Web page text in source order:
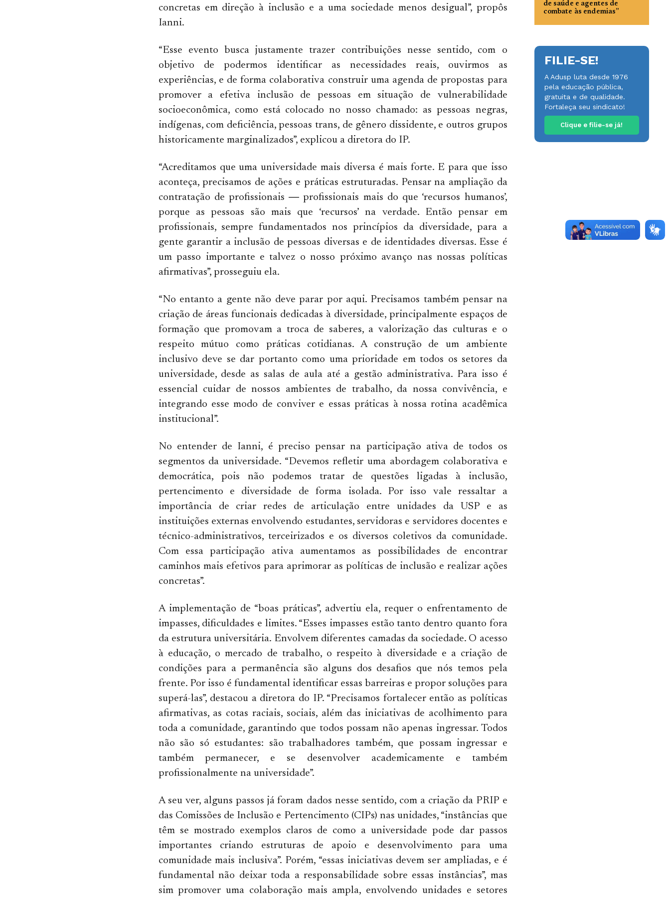
concretas em direção à inclusão e a uma sociedade menos desigual”, propôs
Ianni.
“Esse evento busca justamente trazer contribuições nesse sentido, com o
objetivo de podermos identificar as necessidades reais, ouvirmos as
experiências, e de forma colaborativa construir uma agenda de propostas para
promover a efetiva inclusão de pessoas em situação de vulnerabilidade
socioeconômica, como está colocado no nosso chamado: as pessoas negras,
indígenas, com deficiência, pessoas trans, de gênero dissidente, e outros grupos
historicamente marginalizados”, explicou a diretora do IP.
“Acreditamos que uma universidade mais diversa é mais forte. E para que isso
aconteça, precisamos de ações e práticas estruturadas. Pensar na ampliação da
contratação de profissionais ― profissionais mais do que ‘recursos humanos’,
porque as pessoas são mais que ‘recursos’ na verdade. Então pensar em
profissionais, sempre fundamentados nos princípios da diversidade, para a
gente garantir a inclusão de pessoas diversas e de identidades diversas. Esse é
um passo importante e talvez o nosso próximo avanço nas nossas políticas
afirmativas”, prosseguiu ela.
“No entanto a gente não deve parar por aqui. Precisamos também pensar na
criação de áreas funcionais dedicadas à diversidade, principalmente espaços de
formação que promovam a troca de saberes, a valorização das culturas e o
respeito mútuo como práticas cotidianas. A construção de um ambiente
inclusivo deve se dar portanto como uma prioridade em todos os setores da
universidade, desde as salas de aula até a gestão administrativa. Para isso é
essencial cuidar de nossos ambientes de trabalho, da nossa convivência, e
integrando esse modo de conviver e essas práticas à nossa rotina acadêmica
institucional”.
No entender de Ianni, é preciso pensar na participação ativa de todos os
segmentos da universidade. “Devemos refletir uma abordagem colaborativa e
democrática, pois não podemos tratar de questões ligadas à inclusão,
pertencimento e diversidade de forma isolada. Por isso vale ressaltar a
importância de criar redes de articulação entre unidades da USP e as
instituições externas envolvendo estudantes, servidoras e servidores docentes e
técnico-administrativos, terceirizados e os diversos coletivos da comunidade.
Com essa participação ativa aumentamos as possibilidades de encontrar
caminhos mais efetivos para aprimorar as políticas de inclusão e realizar ações
concretas”.
A implementação de “boas práticas”, advertiu ela, requer o enfrentamento de
impasses, dificuldades e limites. “Esses impasses estão tanto dentro quanto fora
da estrutura universitária. Envolvem diferentes camadas da sociedade. O acesso
à educação, o mercado de trabalho, o respeito à diversidade e a criação de
condições para a permanência são alguns dos desafios que nós temos pela
frente. Por isso é fundamental identificar essas barreiras e propor soluções para
superá-las”, destacou a diretora do IP. “Precisamos fortalecer então as políticas
afirmativas, as cotas raciais, sociais, além das iniciativas de acolhimento para
toda a comunidade, garantindo que todos possam não apenas ingressar. Todos
não são só estudantes: são trabalhadores também, que possam ingressar e
também permanecer, e se desenvolver academicamente e também
profissionalmente na universidade”.
A seu ver, alguns passos já foram dados nesse sentido, com a criação da PRIP e
das Comissões de Inclusão e Pertencimento (CIPs) nas unidades, “instâncias que
têm se mostrado exemplos claros de como a universidade pode dar passos
importantes criando estruturas de apoio e desenvolvimento para uma
comunidade mais inclusiva”. Porém, “essas iniciativas devem ser ampliadas, e é
fundamental não deixar toda a responsabilidade sobre essas instâncias”, mas
sim promover uma colaboração mais ampla, envolvendo unidades e setores
de saúde e agentes de
combate às endemias”
FILIE-SE!
A Adusp luta desde 1976
pela educação pública,
gratuita e de qualidade.
Fortaleça seu sindicato!
Clique e filie-se já!